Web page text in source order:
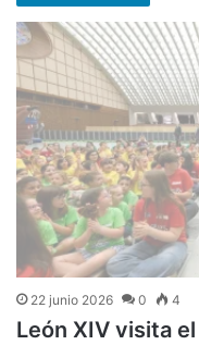
22 junio 2026 0 4
León XIV visita